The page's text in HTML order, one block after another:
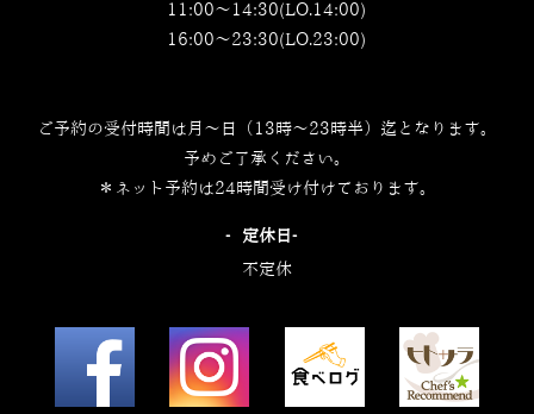
11:00～14:30(LO.14:00)
16:00～23:30(LO.23:00)
ご予約の受付時間は月～日（13時～23時半）迄となります。
予めご了承ください。
＊ネット予約は24時間受け付けております。
‐定休日‐
不定休